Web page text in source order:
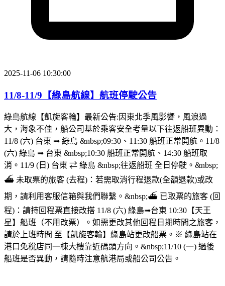
2025-11-06 10:30:00
11/8-11/9【綠島航線】航班停駛公告
綠島航線【凱旋客輪】最新公告:因東北季風影響，風浪過
大，海象不佳，船公司基於乘客安全考量以下往返船班異動：
11/8 (六) 台東 ➟ 綠島 &nbsp;09:30、11:30 船班正常開航。11/8
(六) 綠島 ➟ 台東 &nbsp;10:30 船班正常開航、14:30 船班取
消。11/9 (日) 台東 ⇄ 綠島 &nbsp;往返船班 全日停駛。&nbsp;
⛴︎ 未取票的旅客 (去程)：若需取消行程退款(全額退款)或改
期，請利用客服信箱與我們聯繫。&nbsp;⛴︎ 已取票的旅客 (回
程)：請持回程票直接改搭 11/8 (六) 綠島➟台東 10:30【天王
星】船班（不用改票）。如需更改其他回程日期時間之旅客，
請於上班時間 至【凱旋客輪】綠島站更改船票。※ 綠島站在
港口免稅店同一棟大樓靠近碼頭方向。&nbsp;11/10 (一) 過後
船班是否異動，請隨時注意航港局或船公司公告。